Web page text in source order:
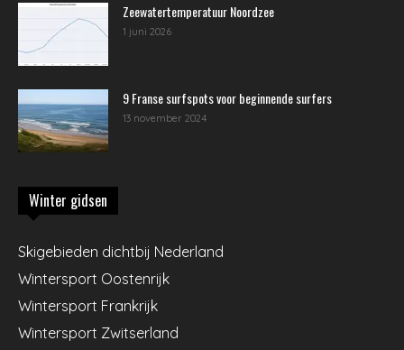
Zeewatertemperatuur Noordzee
1 juni 2026
9 Franse surfspots voor beginnende surfers
13 november 2024
Winter gidsen
Skigebieden dichtbij Nederland
Wintersport Oostenrijk
Wintersport Frankrijk
Wintersport Zwitserland